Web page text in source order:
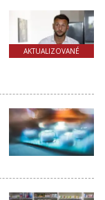
AKTUALIZOVANÉ